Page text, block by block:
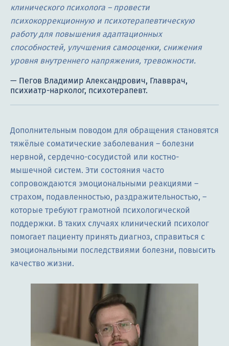
клинического психолога – провести
психокоррекционную и психотерапевтическую
работу для повышения адаптационных
способностей, улучшения самооценки, снижения
уровня внутреннего напряжения, тревожности.
Дополнительным поводом для обращения становятся
тяжёлые соматические заболевания – болезни
нервной, сердечно-сосудистой или костно-
мышечной систем. Эти состояния часто
сопровождаются эмоциональными реакциями –
страхом, подавленностью, раздражительностью, –
которые требуют грамотной психологической
поддержки. В таких случаях клинический психолог
помогает пациенту принять диагноз, справиться с
эмоциональными последствиями болезни, повысить
качество жизни.